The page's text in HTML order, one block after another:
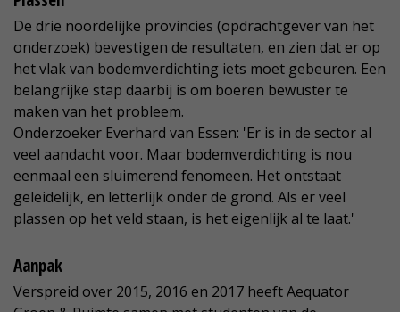
De drie noordelijke provincies (opdrachtgever van het
onderzoek) bevestigen de resultaten, en zien dat er op
het vlak van bodemverdichting iets moet gebeuren. Een
belangrijke stap daarbij is om boeren bewuster te
maken van het probleem.
Onderzoeker Everhard van Essen: 'Er is in de sector al
veel aandacht voor. Maar bodemverdichting is nou
eenmaal een sluimerend fenomeen. Het ontstaat
geleidelijk, en letterlijk onder de grond. Als er veel
plassen op het veld staan, is het eigenlijk al te laat.'
Aanpak
Verspreid over 2015, 2016 en 2017 heeft Aequator